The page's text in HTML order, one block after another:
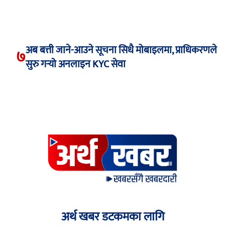
७अब बत्ती जाने-आउने सूचना सिधै मोबाइलमा, प्राधिकरणले
सुरु गर्‍यो अनलाइन KYC सेवा
अर्थ खबर डटकमका लागि